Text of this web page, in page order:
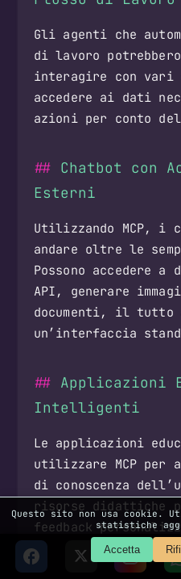
Gli agenti che
di lavoro
interagire con vari
accedere ai dati
azioni per conto
Chatbot con
Esterni
Utilizzando MCP, i
andare oltre le
Possono accedere a
API, generare
documenti, il tutto
un’interfaccia
Applicazioni
Intelligenti
Le applicazioni
utilizzare MCP
di conoscenza
risorse didattiche
feedback
Questo sito non usa cookie.
statistiche
Accetta